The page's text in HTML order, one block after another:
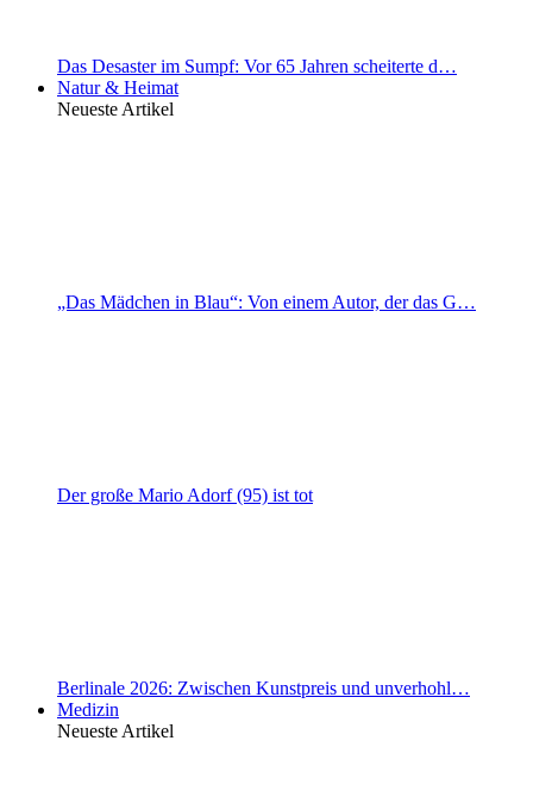
Das Desaster im Sumpf: Vor 65 Jahren scheiterte d…
Natur & Heimat
Neueste Artikel
„Das Mädchen in Blau“: Von einem Autor, der das G…
Der große Mario Adorf (95) ist tot
Berlinale 2026: Zwischen Kunstpreis und unverhohl…
Medizin
Neueste Artikel